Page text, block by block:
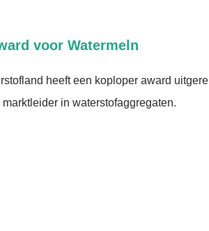
voor Watermeln
heeft een koploper award
in waterstofaggregaten.